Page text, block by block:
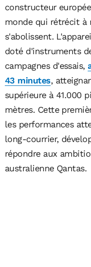
constructeur
monde qui rétrécit à
s'abolissent.
doté d'instruments
campagnes d'essais,
43 minutes,
supérieure à 41.000
mètres. Cette
les performances
long-courrier,
répondre aux
australienne Qantas.